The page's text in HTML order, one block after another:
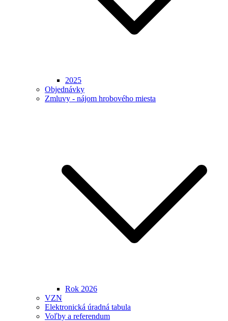
2025
Objednávky
Zmluvy - nájom hrobového miesta
Rok 2026
VZN
Elektronická úradná tabula
Voľby a referendum